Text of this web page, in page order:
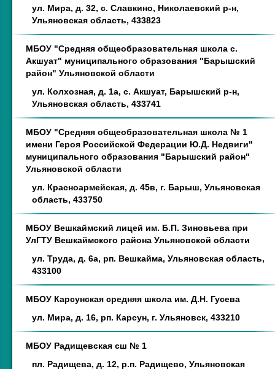
ул. Мира, д. 32, с. Славкино, Николаевский р-н,
Ульяновская область, 433823
МБОУ "Средняя общеобразовательная школа с.
Акшуат" муниципального образования "Барышский
район" Ульяновской области
ул. Колхозная, д. 1а, с. Акшуат, Барышский р-н,
Ульяновская область, 433741
МБОУ "Средняя общеобразовательная школа № 1
имени Героя Российской Федерации Ю.Д. Недвиги"
муниципального образования "Барышский район"
Ульяновской области
ул. Красноармейская, д. 45в, г. Барыш, Ульяновская
область, 433750
МБОУ Вешкаймский лицей им. Б.П. Зиновьева при
УлГТУ Вешкаймского района Ульяновской области
ул. Труда, д. 6а, рп. Вешкайма, Ульяновская область,
433100
МБОУ Карсунская средняя школа им. Д.Н. Гусева
ул. Мира, д. 16, рп. Карсун, г. Ульяновск, 433210
МБОУ Радищевская сш № 1
пл. Радищева, д. 12, р.п. Радищево, Ульяновская